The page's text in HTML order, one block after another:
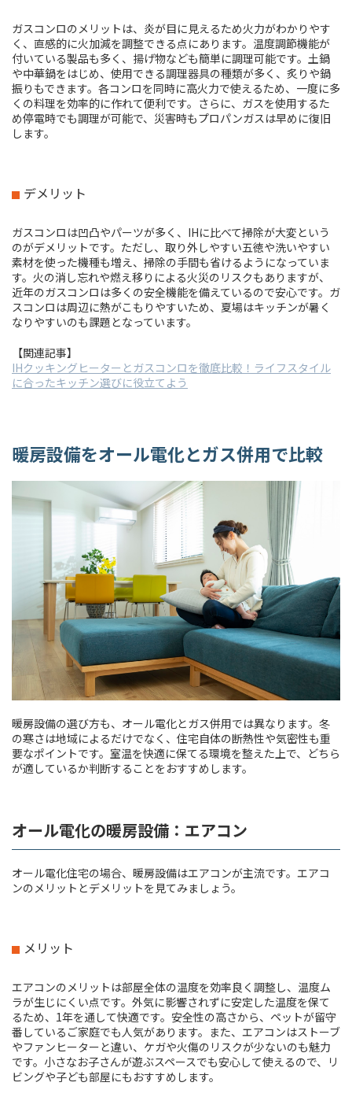
ガスコンロのメリットは、炎が目に見えるため火力がわかりやす
く、直感的に火加減を調整できる点にあります。温度調節機能が
付いている製品も多く、揚げ物なども簡単に調理可能です。土鍋
や中華鍋をはじめ、使用できる調理器具の種類が多く、炙りや鍋
振りもできます。各コンロを同時に高火力で使えるため、一度に多
くの料理を効率的に作れて便利です。さらに、ガスを使用するた
め停電時でも調理が可能で、災害時もプロパンガスは早めに復旧
します。
デメリット
ガスコンロは凹凸やパーツが多く、IHに比べて掃除が大変という
のがデメリットです。ただし、取り外しやすい五徳や洗いやすい
素材を使った機種も増え、掃除の手間も省けるようになっていま
す。火の消し忘れや燃え移りによる火災のリスクもありますが、
近年のガスコンロは多くの安全機能を備えているので安心です。ガ
スコンロは周辺に熱がこもりやすいため、夏場はキッチンが暑く
なりやすいのも課題となっています。
【関連記事】
IHクッキングヒーターとガスコンロを徹底比較！ライフスタイル
に合ったキッチン選びに役立てよう
暖房設備をオール電化とガス併用で比較
暖房設備の選び方も、オール電化とガス併用では異なります。冬
の寒さは地域によるだけでなく、住宅自体の断熱性や気密性も重
要なポイントです。室温を快適に保てる環境を整えた上で、どちら
が適しているか判断することをおすすめします。
オール電化の暖房設備：エアコン
オール電化住宅の場合、暖房設備はエアコンが主流です。エアコ
ンのメリットとデメリットを見てみましょう。
メリット
エアコンのメリットは部屋全体の温度を効率良く調整し、温度ム
ラが生じにくい点です。外気に影響されずに安定した温度を保て
るため、1年を通して快適です。安全性の高さから、ペットが留守
番しているご家庭でも人気があります。また、エアコンはストーブ
やファンヒーターと違い、ケガや火傷のリスクが少ないのも魅力
です。小さなお子さんが遊ぶスペースでも安心して使えるので、リ
ビングや子ども部屋にもおすすめします。